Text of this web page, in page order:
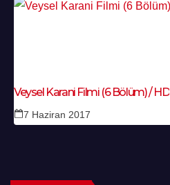
Veysel Karani Filmi (6 Bölüm) / HD
7 Haziran 2017